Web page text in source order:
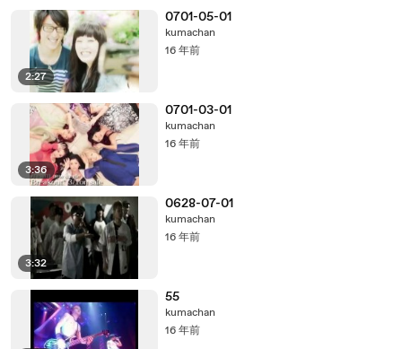
2:27
0701-05-01
kumachan
16 年前
3:36
0701-03-01
kumachan
16 年前
3:32
0628-07-01
kumachan
16 年前
55
kumachan
16 年前